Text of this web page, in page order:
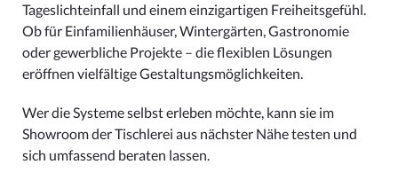
Tageslichteinfall und einem einzigartigen Freiheitsgefühl.
Ob für Einfamilienhäuser, Wintergärten, Gastronomie
oder gewerbliche Projekte – die flexiblen Lösungen
eröffnen vielfältige Gestaltungsmöglichkeiten.
Wer die Systeme selbst erleben möchte, kann sie im
Showroom der Tischlerei aus nächster Nähe testen und
sich umfassend beraten lassen.